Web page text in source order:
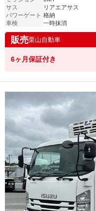
サス
リアエアサス
パワーゲート 格納
車検
一時抹消
販売栗山自動車
6ヶ月保証付き